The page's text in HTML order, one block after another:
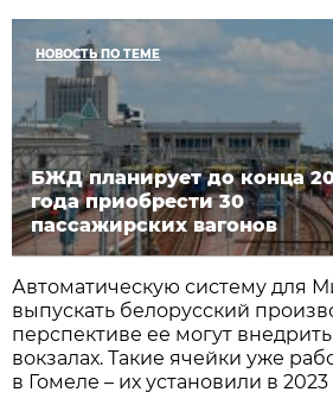
НОВОСТЬ ПО ТЕМЕ
БЖД планирует до конца
года приобрести 30
пассажирских вагонов
Автоматическую систему для
выпускать белорусский
перспективе ее могут
вокзалах. Такие ячейки уже
в Гомеле – их установили в 2023